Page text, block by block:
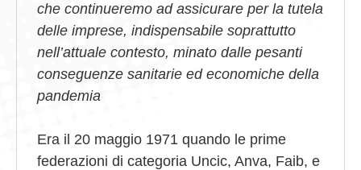
che continueremo ad assicurare per la tutela
delle imprese, indispensabile soprattutto
nell’attuale contesto, minato dalle pesanti
conseguenze sanitarie ed economiche della
pandemia
Era il 20 maggio 1971 quando le prime
federazioni di categoria Uncic, Anva, Faib, e